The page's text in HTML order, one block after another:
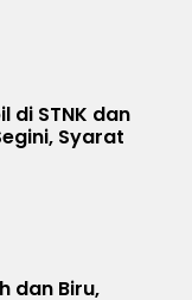
di STNK dan
Syarat
dan Biru,